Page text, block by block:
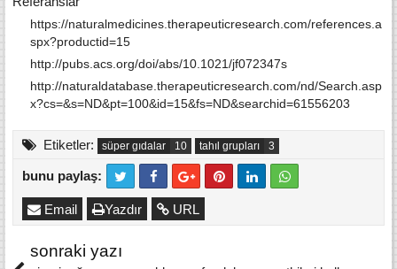
https://naturalmedicines.therapeuticresearch.com/references.a
spx?productid=15
http://pubs.acs.org/doi/abs/10.1021/jf072347s
http://naturaldatabase.therapeuticresearch.com/nd/Search.asp
x?cs=&s=ND&pt=100&id=15&fs=ND&searchid=61556203
Etiketler: süper gıdalar tahıl grupları
bunu paylaş:
URL
Yazdır
Email
sonraki yazı